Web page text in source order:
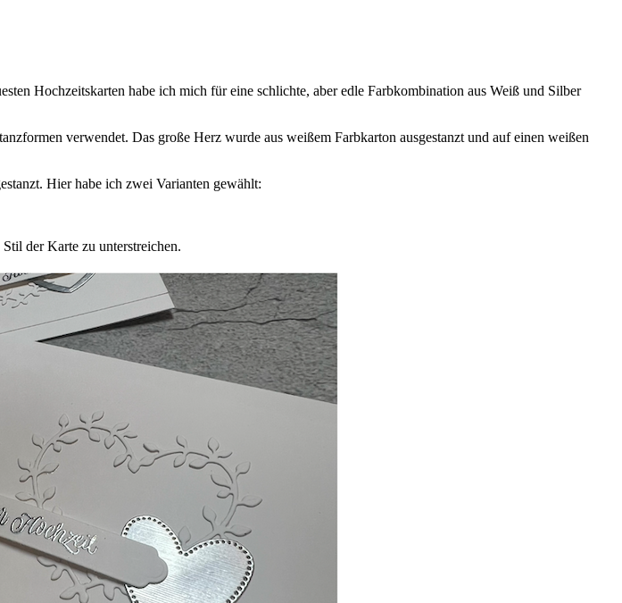
Hochzeitskarten habe ich mich für eine schlichte, aber edle Farbkombination aus Weiß und Silber
verwendet. Das große Herz wurde aus weißem Farbkarton ausgestanzt und auf einen weißen
Hier habe ich zwei Varianten gewählt:
der Karte zu unterstreichen.